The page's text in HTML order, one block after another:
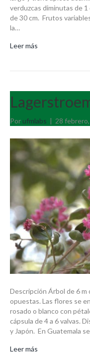
verduzcas diminutas de
de 30 cm. Frutos
la…
Leer más
Por ufmlabs | 28
Descripción Árbol de 6 m
opuestas. Las flores se
rosado o blanco con
cápsula de 4 a 6 valvas.
y Japón. En Guatemala
Leer más